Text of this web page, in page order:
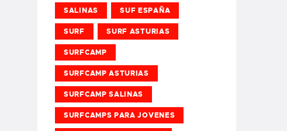
SALINAS SUF ESPAÑA
SURF SURF ASTURIAS
SURFCAMP
SURFCAMP ASTURIAS
SURFCAMP SALINAS
SURFCAMPS PARA JOVENES